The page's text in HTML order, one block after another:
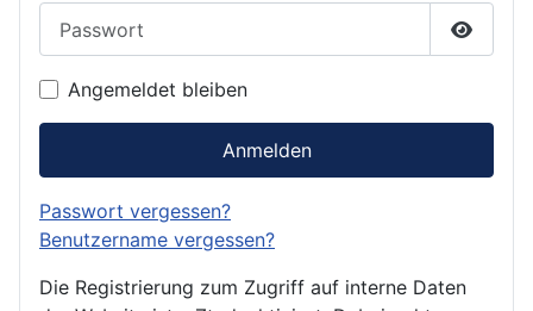
Angemeldet bleiben
Anmelden
Passwort vergessen?
Benutzername vergessen?
Die Registrierung zum Zugriff auf interne Daten